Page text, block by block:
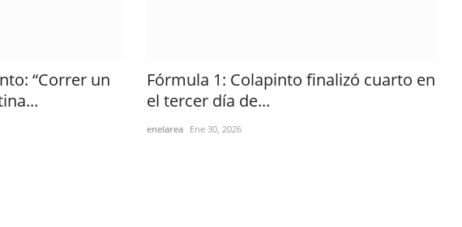
“Correr un
Fórmula 1: Colapinto finalizó cuarto en
el tercer día de...
enelarea Ene 30, 2026